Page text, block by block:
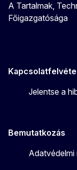
A Tartalmak,
Főigazgatósága
Jelentse a
Bemutatkozás